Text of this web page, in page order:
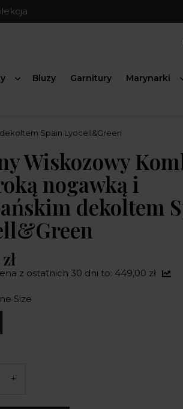
Bluzy Garnitury Marynarki
Spain Lyocell&Green
Wiskozowy
nogawką i
dekoltem
z ostatnich 30 dni to: 449,00 zł
Size
+